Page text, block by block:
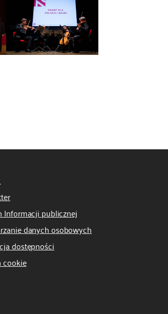
Informacji publicznej
danych osobowych
dostępności
cookie